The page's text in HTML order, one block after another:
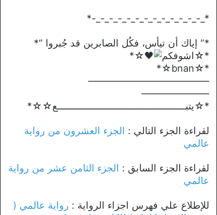
*_-_-_-_-_-_-_-_-_-_-_-_-_-*
*” إياك أن تيأس، فكُل الصابرين قد جُبروا “*
*☆اشوفكم
☆*
*☆bnan☆*
————————————–
———————
*☆يتبــــــــــــــــــــــــــــــــــــــــــــع☆☆*
لقراءة الجزء التالي : الجزء العشرون من رواية
عالمي
لقراءة الجزء السابق : الجزء الثامن عشر من رواية
عالمي
للإطلاع علي فهرس اجزاء الرواية : رواية عالمي (